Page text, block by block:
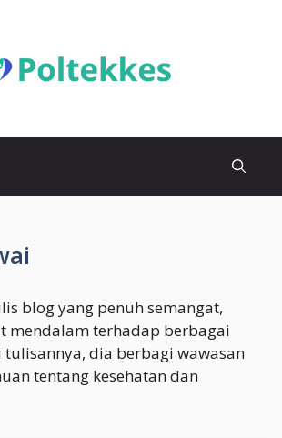
blog yang penuh semangat,
mendalam terhadap berbagai
dia berbagi wawasan
tentang kesehatan dan